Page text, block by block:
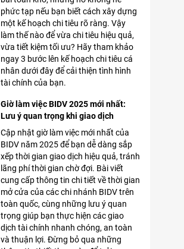
phức tạp nếu bạn biết cách xây dựng
một kế hoạch chi tiêu rõ ràng. Vậy
làm thế nào để vừa chi tiêu hiệu quả,
vừa tiết kiệm tối ưu? Hãy tham khảo
ngay 3 bước lên kế hoạch chi tiêu cá
nhân dưới đây để cải thiện tình hình
tài chính của bạn.
Giờ làm việc BIDV 2025 mới nhất:
Lưu ý quan trọng khi giao dịch
Cập nhật giờ làm việc mới nhất của
BIDV năm 2025 để bạn dễ dàng sắp
xếp thời gian giao dịch hiệu quả, tránh
lãng phí thời gian chờ đợi. Bài viết
cung cấp thông tin chi tiết về thời gian
mở cửa của các chi nhánh BIDV trên
toàn quốc, cùng những lưu ý quan
trọng giúp bạn thực hiện các giao
dịch tài chính nhanh chóng, an toàn
và thuận lợi. Đừng bỏ qua những